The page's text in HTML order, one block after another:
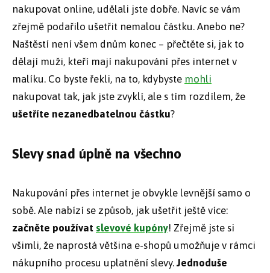
nakupovat online, udělali jste dobře. Navíc se vám
zřejmě podařilo ušetřit nemalou částku. Anebo ne?
Naštěstí není všem dnům konec – přečtěte si, jak to
dělají muži, kteří mají nakupování přes internet v
malíku. Co byste řekli, na to, kdybyste mohli
nakupovat tak, jak jste zvyklí, ale s tím rozdílem, že
ušetříte nezanedbatelnou částku?
Slevy snad úplně na všechno
Nakupování přes internet je obvykle levnější samo o
sobě. Ale nabízí se způsob, jak ušetřit ještě více:
začněte používat slevové kupóny! Zřejmě jste si
všimli, že naprostá většina e-shopů umožňuje v rámci
nákupního procesu uplatnění slevy. Jednoduše